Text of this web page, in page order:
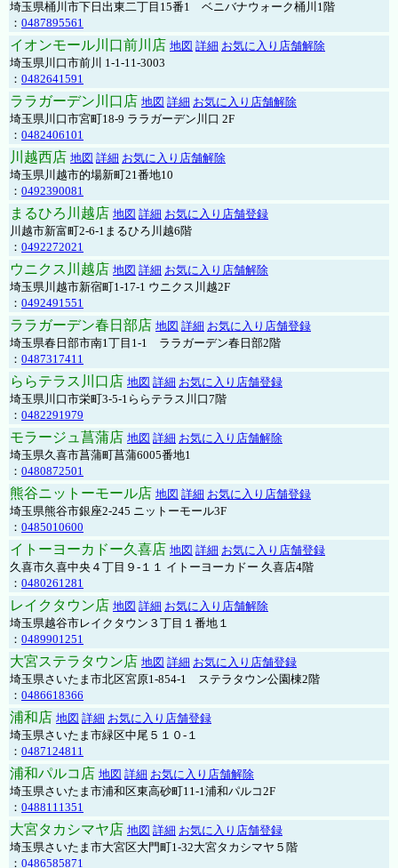
埼玉県桶川市下日出東二丁目15番1 ベニバナウォーク桶川1階
： 0487895561
イオンモール川口前川店 地図 詳細 お気に入り店舗解除
埼玉県川口市前川 1-1-11-3003
： 0482641591
ララガーデン川口店 地図 詳細 お気に入り店舗解除
埼玉県川口市宮町18-9 ララガーデン川口 2F
： 0482406101
川越西店 地図 詳細 お気に入り店舗解除
埼玉県川越市的場新町21番地10
： 0492390081
まるひろ川越店 地図 詳細 お気に入り店舗登録
川越市新富町2-6-1まるひろ川越6階
： 0492272021
ウニクス川越店 地図 詳細 お気に入り店舗解除
埼玉県川越市新宿町1-17-1 ウニクス川越2F
： 0492491551
ララガーデン春日部店 地図 詳細 お気に入り店舗登録
埼玉県春日部市南1丁目1-1 ララガーデン春日部2階
： 0487317411
ららテラス川口店 地図 詳細 お気に入り店舗登録
埼玉県川口市栄町3-5-1ららテラス川口7階
： 0482291979
モラージュ菖蒲店 地図 詳細 お気に入り店舗解除
埼玉県久喜市菖蒲町菖蒲6005番地1
： 0480872501
熊谷ニットーモール店 地図 詳細 お気に入り店舗登録
埼玉県熊谷市銀座2-245 ニットーモール3F
： 0485010600
イトーヨーカドー久喜店 地図 詳細 お気に入り店舗登録
久喜市久喜中央４丁目９-１１ イトーヨーカドー 久喜店4階
： 0480261281
レイクタウン店 地図 詳細 お気に入り店舗解除
埼玉県越谷市レイクタウン３丁目１番地１
： 0489901251
大宮ステラタウン店 地図 詳細 お気に入り店舗登録
埼玉県さいたま市北区宮原1-854-1 ステラタウン公園棟2階
： 0486618366
浦和店 地図 詳細 お気に入り店舗登録
埼玉県さいたま市緑区中尾５１０-１
： 0487124811
浦和パルコ店 地図 詳細 お気に入り店舗解除
埼玉県さいたま市浦和区東高砂町11-1浦和パルコ2F
： 0488111351
大宮タカシマヤ店 地図 詳細 お気に入り店舗登録
埼玉県さいたま市大宮区大門町1-32大宮タカシマヤ５階
： 0486585871